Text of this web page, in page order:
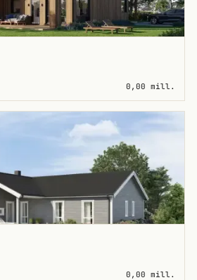
0,00 mill.
0,00 mill.